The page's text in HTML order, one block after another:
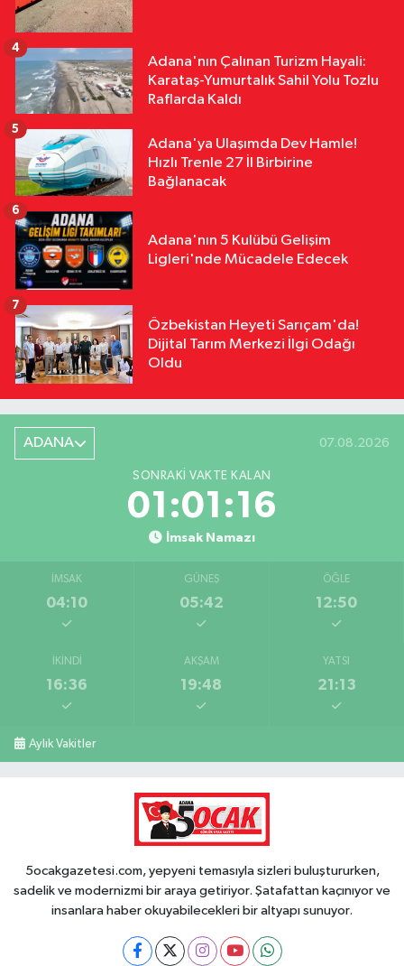
Adana'nın Çalınan Turizm Hayali:
Karataş-Yumurtalık Sahil Yolu Tozlu
Raflarda Kaldı
4
Adana'ya Ulaşımda Dev Hamle!
Hızlı Trenle 27 İl Birbirine
Bağlanacak
5
Adana'nın 5 Kulübü Gelişim
Ligleri'nde Mücadele Edecek
6
Özbekistan Heyeti Sarıçam'da!
Dijital Tarım Merkezi İlgi Odağı
Oldu
7
ADANA 07.08.2026
SONRAKI VAKTE KALAN
01:01:15
İmsak Namazı
İMSAK
04:10
GÜNEŞ
05:42
ÖĞLE
12:50
İKINDI
16:36
AKŞAM
19:48
YATSI
21:13
Aylık Vakitler
5ocakgazetesi.com, yepyeni temasıyla sizleri buluştururken,
sadelik ve modernizmi bir araya getiriyor. Şatafattan kaçınıyor ve
insanlara haber okuyabilecekleri bir altyapı sunuyor.